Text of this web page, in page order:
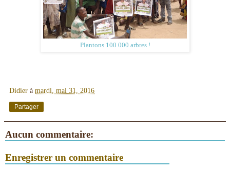
Plantons 100 000 arbres !
Didier à mardi, mai 31, 2016
Partager
Aucun commentaire:
Enregistrer un commentaire